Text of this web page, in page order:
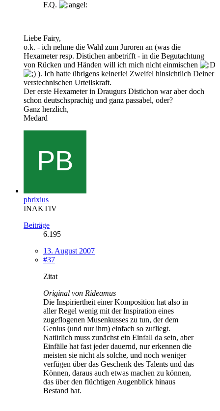
F.Q.
Liebe Fairy,
o.k. - ich nehme die Wahl zum Juroren an (was die
Hexameter resp. Distichen anbetrifft - in die Begutachtung
von Rücken und Händen will ich mich nicht einmischen
). Ich hatte übrigens keinerlei Zweifel hinsichtlich Deiner
verstechnischen Urteilskraft.
Der erste Hexameter in Draugurs Distichon war aber doch
schon deutschsprachig und ganz passabel, oder?
Ganz herzlich,
Medard
pbrixius
INAKTIV
Beiträge
6.195
13. August 2007
#37
Zitat
Original von Rideamus
Die Inspiriertheit einer Komposition hat also in
aller Regel wenig mit der Inspiration eines
zugeflogenen Musenkusses zu tun, der dem
Genius (und nur ihm) einfach so zufliegt.
Natürlich muss zunächst ein Einfall da sein, aber
Einfälle hat fast jeder dauernd, nur erkennen die
meisten sie nicht als solche, und noch weniger
verfügen über das Geschenk des Talents und das
Können, daraus auch etwas machen zu können,
das über den flüchtigen Augenblick hinaus
Bestand hat.